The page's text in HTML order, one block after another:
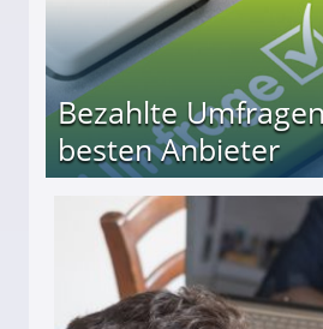
Bezahlte
besten Anbieter